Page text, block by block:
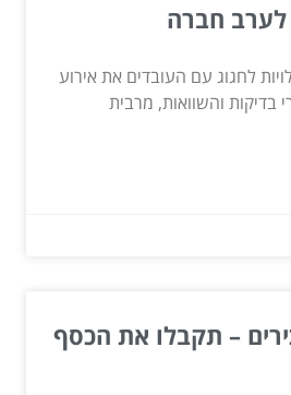
לערב חברה
לחגוג עם העובדים את אירוע
והשוואות, מרבית
– תקבלו את הכסף